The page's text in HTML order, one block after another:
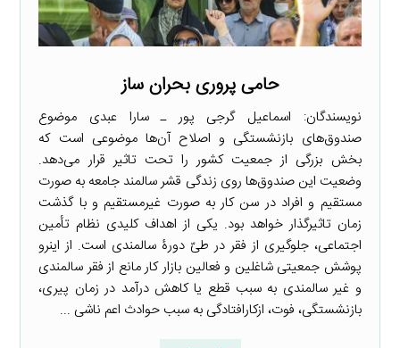
حامی پروری بحران ساز
نویسندگان: اسماعیل گرجی پور ـ سارا عبدی موضوع
صندوق‌های بازنشستگی و اصلاح آن‌ها موضوعی است که
بخش بزرگی از جمعیت کشور را تحت تاثیر قرار می‌دهد.
وضعیت این صندوق‌ها روی زندگی قشر سالمند جامعه به صورت
مستقیم و افراد در سن کار به صورت غیرمستقیم و با گذشت
زمان تاثیرگذار خواهد بود. یکی از اهداف کلیدی نظام تأمین
اجتماعی، جلوگیری از فقر در طیّ دورۀ سالمندی است. از اینرو
پوشش جمعیتی شاغلین و فعالین بازار کار مانع از فقر سالمندی
و غیر سالمندی به سبب قطع یا کاهش درآمد در زمان پیری،
بازنشستگی، فوت، ازکارافتادگی به سبب حوادث اعم ناشی ...